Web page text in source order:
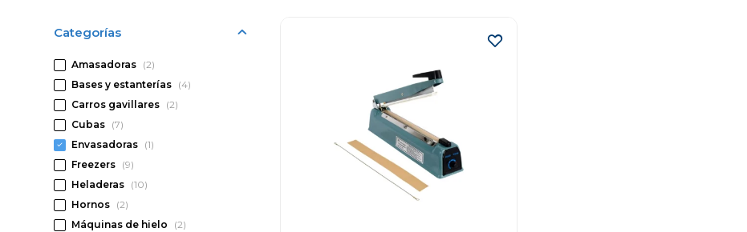
Categorías
Amasadoras (2)
Bases y estanterías (4)
Carros gavillares (2)
Cubas (7)
Envasadoras (1)
Freezers (9)
Heladeras (10)
Hornos (2)
Máquinas de hielo
(2)